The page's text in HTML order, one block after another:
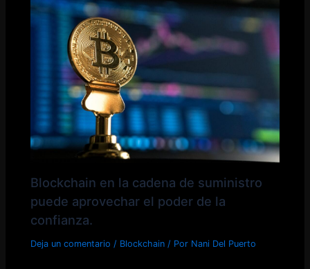
Blockchain en la cadena de suministro
puede aprovechar el poder de la
confianza.
Deja un comentario / Blockchain / Por Nani Del Puerto